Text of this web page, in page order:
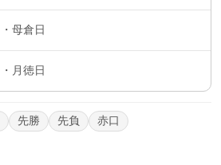
母倉日
月徳日
先勝 先負 赤口